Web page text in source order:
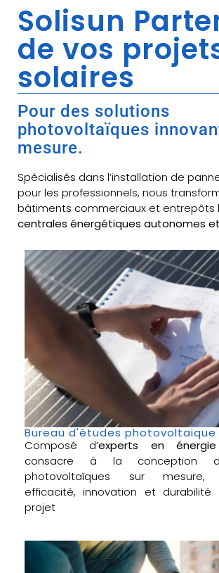
Solisun
de vos
solaires
Pour des solutions
photovoltaïques
mesure.
Spécialisés dans l’installation de
pour les professionnels, nous
bâtiments commerciaux et entrepôts
centrales énergétiques autonomes et
Bureau d'études photovoltaique
Composé d’experts en
consacre à la conception
photovoltaïques sur mesure,
efficacité, innovation et durabilité
projet